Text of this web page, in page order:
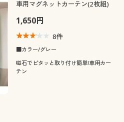
車用マグネットカーテン(2枚組)
1,650円
8件
■カラー/グレー
磁石でピタッと取り付け簡単!車用カー
テン